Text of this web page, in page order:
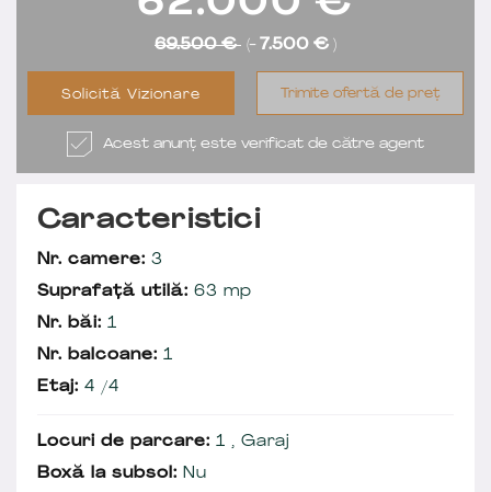
69.500 € (- 7.500 € )
Solicită Vizionare Trimite ofertă de preț
Acest anunț este verificat de către agent
Caracteristici
Nr. camere: 3
Suprafață utilă: 63 mp
Nr. băi: 1
Nr. balcoane: 1
Etaj: 4 /4
Locuri de parcare: 1 , Garaj
Boxă la subsol: Nu